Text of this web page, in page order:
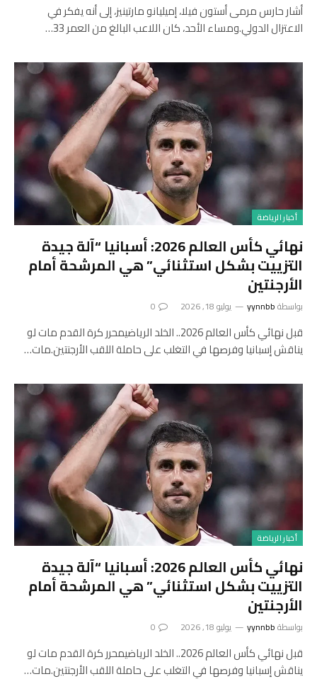
أشار حارس مرمى أستون فيلا، إميليانو مارتينيز، إلى أنه يفكر في
الاعتزال الدولي.ومساء الأحد، كان اللاعب البالغ من العمر 33…
أخبار الرياضة
نهائي كأس العالم 2026: أسبانيا “آلة جيدة
التزييت بشكل استثنائي” هي المرشحة أمام
الأرجنتين
بواسطةyynnbb يوليو 18, 2026 0
قبل نهائي كأس العالم 2026.. الخلد الرياضيمحرر كرة القدم مات لو
يناقش إسبانيا وفرصها في التغلب على حاملة اللقب الأرجنتين.مات…
أخبار الرياضة
نهائي كأس العالم 2026: أسبانيا “آلة جيدة
التزييت بشكل استثنائي” هي المرشحة أمام
الأرجنتين
بواسطةyynnbb يوليو 18, 2026 0
قبل نهائي كأس العالم 2026.. الخلد الرياضيمحرر كرة القدم مات لو
يناقش إسبانيا وفرصها في التغلب على حاملة اللقب الأرجنتين.مات…